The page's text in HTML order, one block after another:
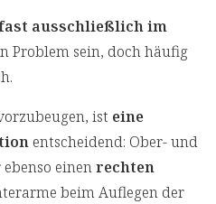
ausschließlich im
Problem sein, doch häufig
ist eine
entscheidend: Ober- und
einenrechten
beim Auflegen der